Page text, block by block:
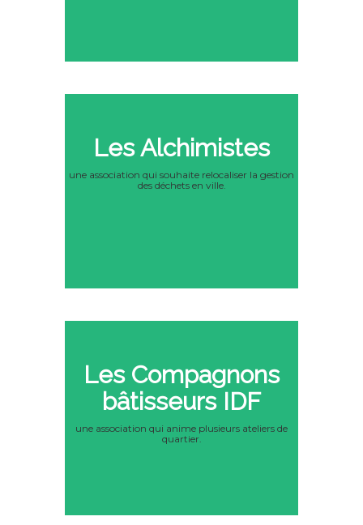
Les Alchimistes
une association qui souhaite relocaliser la gestion
des déchets en ville.
Les Compagnons
bâtisseurs IDF
une association qui anime plusieurs ateliers de
quartier.